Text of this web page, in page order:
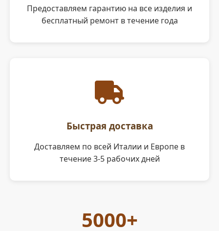
Предоставляем гарантию на все изделия и
бесплатный ремонт в течение года
Быстрая доставка
Доставляем по всей Италии и Европе в
течение 3-5 рабочих дней
5000+